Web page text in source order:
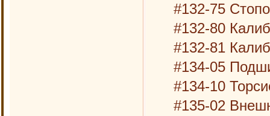
#132-75
#132-80
#132-81
#134-05
#134-10
#135-02